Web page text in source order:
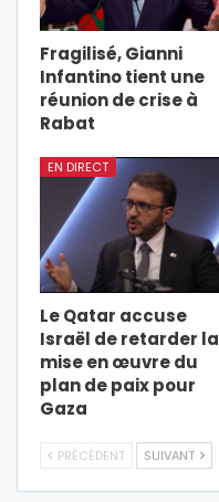
Fragilisé, Gianni
Infantino tient une
réunion de crise à
Rabat
EN DIRECT
Le Qatar accuse
Israël de retarder la
mise en œuvre du
plan de paix pour
Gaza
PRÉCÉDENT SUIVANT